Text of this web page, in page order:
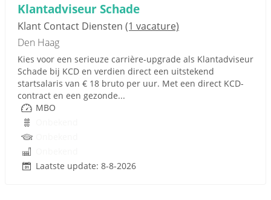
Klantadviseur Schade
Klant Contact Diensten (1 vacature)
Den Haag
Kies voor een serieuze carrière-upgrade als Klantadviseur
Schade bij KCD en verdien direct een uitstekend
startsalaris van € 18 bruto per uur. Met een direct KCD-
contract en een gezonde...
MBO
Laatste update: 8-8-2026